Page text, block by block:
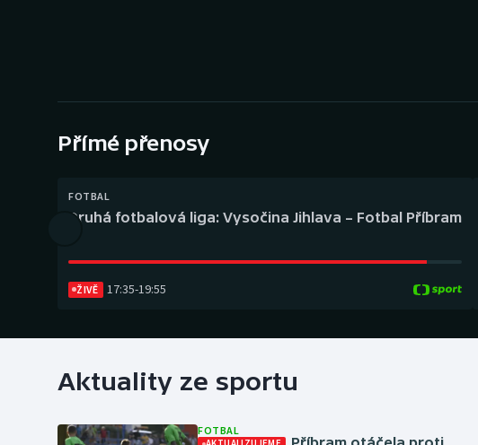
Gymnastika
Přímé přenosy
FOTBAL
Druhá fotbalová liga: Vysočina Jihlava – Fotbal Příbram
ŽIVĚ 17:35-19:55
Aktuality ze sportu
FOTBAL